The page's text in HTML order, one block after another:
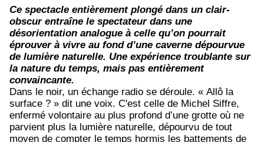
Ce spectacle entièrement plongé dans un clair-
obscur entraîne le spectateur dans une
désorientation analogue à celle qu’on pourrait
éprouver à vivre au fond d’une caverne dépourvue
de lumière naturelle. Une expérience troublante sur
la nature du temps, mais pas entièrement
convaincante.
Dans le noir, un échange radio se déroule. « Allô la
surface ? » dit une voix. C'est celle de Michel Siffre,
enfermé volontaire au plus profond d’une grotte où ne
parvient plus la lumière naturelle, dépourvu de tout
moyen de compter le temps hormis les battements de